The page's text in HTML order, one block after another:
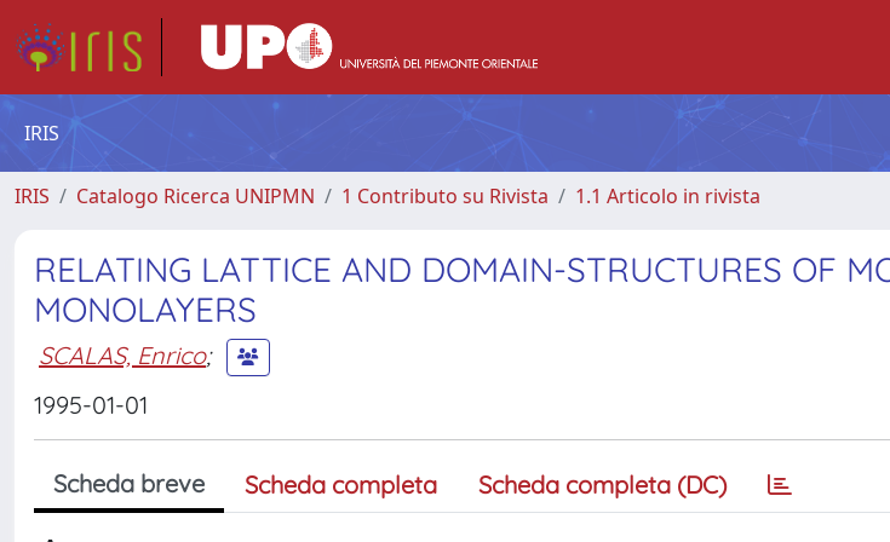
IRIS
IRIS Catalogo Ricerca UNIPMN 1 Contributo su Rivista 1.1 Articolo in rivista
RELATING LATTICE AND DOMAIN-STRUCTURES OF
MONOLAYERS
SCALAS, Enrico;
1995-01-01
Scheda breve Scheda completa Scheda completa (DC)